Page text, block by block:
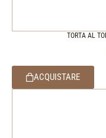
TORTA AL
ACQUISTARE